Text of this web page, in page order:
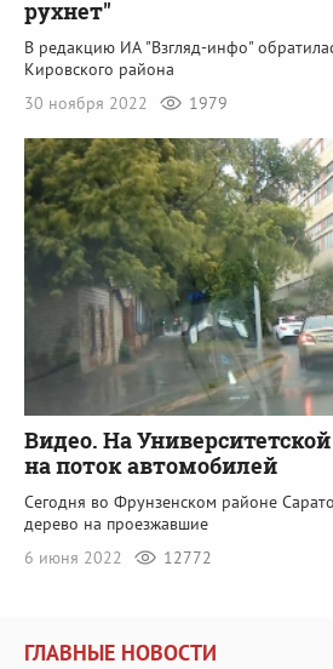
рухнет"
В редакцию ИА "Взгляд-инфо"
Кировского района
30 ноября 2022
1979
Видео. На
на поток автомобилей
Сегодня во Фрунзенском районе
дерево на проезжавшие
6 июня 2022
12772
ГЛАВНЫЕ НОВОСТИ